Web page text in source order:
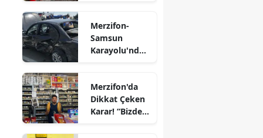
Gaziantep
Giresun
Hakkari
Emekliliğe
Sevk Edildi
Merzifon-
Samsun
Karayolu'nda
Çarpıştı
Merzifon'da
Dikkat Çeken
Karar! “Bizde